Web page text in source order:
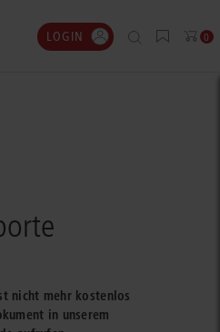
LOGIN 0
nicht mehr kostenlos
in unserem